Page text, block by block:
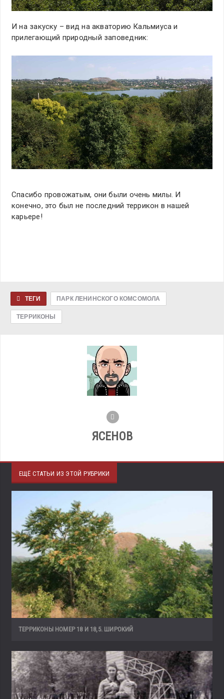
И на закуску – вид на акваторию Кальмиуса и
прилегающий природный заповедник:
Спасибо провожатым, они были очень милы. И
конечно, это был не последний террикон в нашей
карьере!
ТЕГИ ПАРК ЛЕНИНСКОГО КОМСОМОЛА
ТЕРРИКОНЫ
ЯСЕНОВ
ЕЩЁ СТАТЬИ ИЗ ЭТОЙ РУБРИКИ
ТЕРРИКОНЫ НОМЕР 18 И 18,5. ШИРОКИЙ